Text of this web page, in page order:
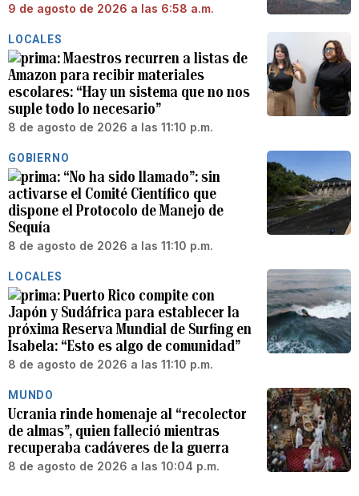
9 de agosto de 2026 a las 6:58 a.m.
LOCALES
Maestros recurren a listas de
Amazon para recibir materiales
escolares: “Hay un sistema que no nos
suple todo lo necesario”
8 de agosto de 2026 a las 11:10 p.m.
GOBIERNO
“No ha sido llamado”: sin
activarse el Comité Científico que
dispone el Protocolo de Manejo de
Sequía
8 de agosto de 2026 a las 11:10 p.m.
LOCALES
Puerto Rico compite con
Japón y Sudáfrica para establecer la
próxima Reserva Mundial de Surfing en
Isabela: “Esto es algo de comunidad”
8 de agosto de 2026 a las 11:10 p.m.
MUNDO
Ucrania rinde homenaje al “recolector
de almas”, quien falleció mientras
recuperaba cadáveres de la guerra
8 de agosto de 2026 a las 10:04 p.m.